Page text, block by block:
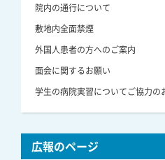
院内の通行について
敷地内全面禁煙
外国人患者の方へのご案内
面会に関するお願い
学生の病院実習についてご協力の
広報のページ